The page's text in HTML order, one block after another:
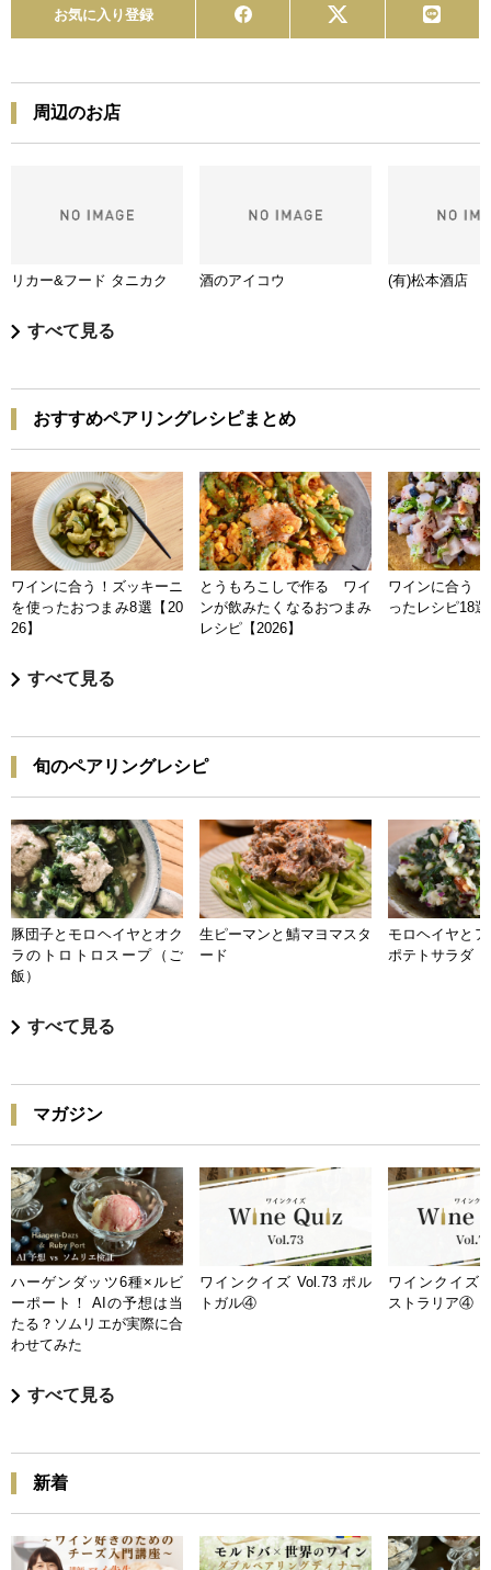
お気に入り登録
周辺のお店
リカー&フード タニカク 酒のアイコウ (有)松本酒店
すべて見る
おすすめペアリングレシピまとめ
ワインに合う！ズッキーニ
を使ったおつまみ8選【20
26】
とうもろこしで作る ワイ
ンが飲みたくなるおつまみ
レシピ【2026】
ワインに合う
ったレシピ18
すべて見る
旬のペアリングレシピ
豚団子とモロヘイヤとオク
ラのトロトロスープ（ご
飯）
生ピーマンと鯖マヨマスタ
ード
モロヘイヤと
ポテトサラダ
すべて見る
マガジン
ハーゲンダッツ6種×ルビ
ーポート！ AIの予想は当
たる？ソムリエが実際に合
わせてみた
ワインクイズ Vol.73 ポル
トガル④
ワインクイズ
ストラリア④
すべて見る
新着